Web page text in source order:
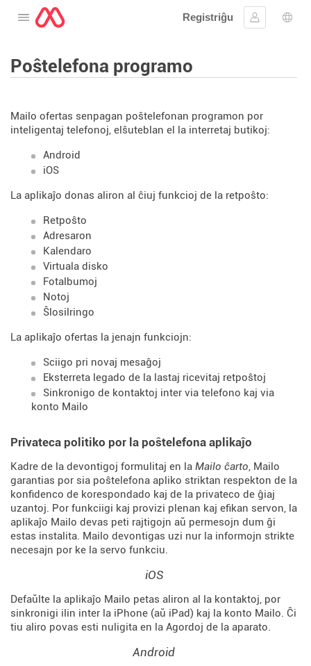
Malfermu la menuon
Registriĝu
Ensaluti
Poŝtelefona programo
Mailo ofertas senpagan poŝtelefonan programon por
inteligentaj telefonoj, elŝuteblan el la interretaj butikoj:
Android
iOS
La aplikaĵo donas aliron al ĉiuj funkcioj de la retpoŝto:
Retpoŝto
Adresaron
Kalendaro
Virtuala disko
Fotalbumoj
Notoj
Ŝlosilringo
La aplikaĵo ofertas la jenajn funkciojn:
Sciigo pri novaj mesaĝoj
Eksterreta legado de la lastaj ricevitaj retpoŝtoj
Sinkronigo de kontaktoj inter via telefono kaj via
konto Mailo
Privateca politiko por la poŝtelefona aplikaĵo
Kadre de la devontigoj formulitaj en la Mailo ĉarto, Mailo
garantias por sia poŝtelefona apliko striktan respekton de la
konfidenco de korespondado kaj de la privateco de ĝiaj
uzantoj. Por funkciigi kaj provizi plenan kaj efikan servon, la
aplikaĵo Mailo devas peti rajtigojn aŭ permesojn dum ĝi
estas instalita. Mailo devontigas uzi nur la informojn strikte
necesajn por ke la servo funkciu.
iOS
Defaŭlte la aplikaĵo Mailo petas aliron al la kontaktoj, por
sinkronigi ilin inter la iPhone (aŭ iPad) kaj la konto Mailo. Ĉi
tiu aliro povas esti nuligita en la Agordoj de la aparato.
Android